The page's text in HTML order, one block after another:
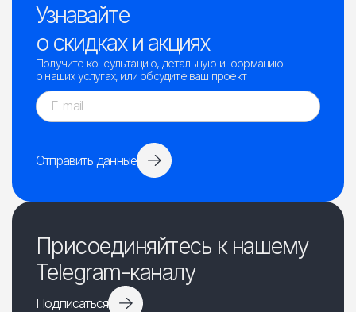
Узнавайте
о скидках и акциях
Получите консультацию, детальную информацию
о наших услугах, или обсудите ваш проект
Отправить данные
Присоединяйтесь к нашему
Telegram-каналу
Подписаться